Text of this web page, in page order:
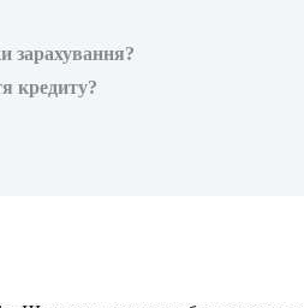
зарахування?
кредиту?